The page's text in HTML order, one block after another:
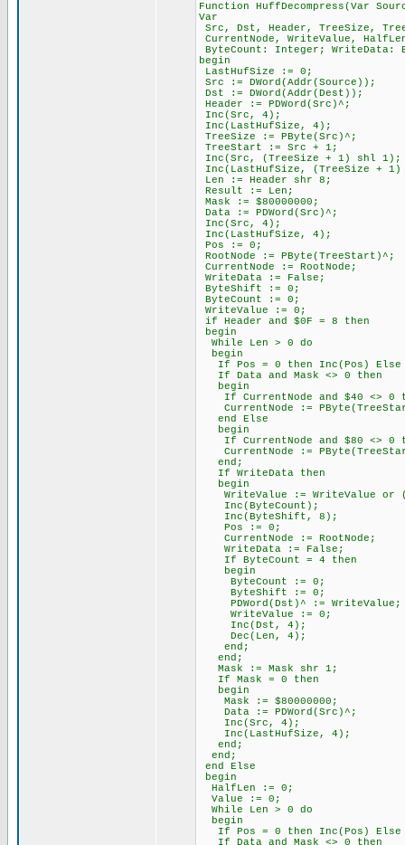
Function HuffDecompress(Var
Var
Src, Dst, Header, TreeSize,
CurrentNode, WriteValue,
ByteCount: Integer; WriteData:
begin
LastHufSize := 0;
Src := DWord(Addr(Source));
Dst := DWord(Addr(Dest));
Header := PDWord(Src)^;
Inc(Src, 4);
Inc(LastHufSize, 4);
TreeSize := PByte(Src)^;
TreeStart := Src + 1;
Inc(Src, (TreeSize + 1) shl 1);
Inc(LastHufSize, (TreeSize +
Len := Header shr 8;
Result := Len;
Mask := $80000000;
Data := PDWord(Src)^;
Inc(Src, 4);
Inc(LastHufSize, 4);
Pos := 0;
RootNode := PByte(TreeStart)^;
CurrentNode := RootNode;
WriteData := False;
ByteShift := 0;
ByteCount := 0;
WriteValue := 0;
if Header and $0F = 8 then
begin
While Len > 0 do
begin
If Pos = 0 then Inc(Pos) Else
If Data and Mask <> 0 then
begin
If CurrentNode and $40 <> 0
CurrentNode :=
end Else
begin
If CurrentNode and $80 <> 0
CurrentNode :=
end;
If WriteData then
begin
WriteValue := WriteValue or
Inc(ByteCount);
Inc(ByteShift, 8);
Pos := 0;
CurrentNode := RootNode;
WriteData := False;
If ByteCount = 4 then
begin
ByteCount := 0;
ByteShift := 0;
PDWord(Dst)^ := WriteValue;
WriteValue := 0;
Inc(Dst, 4);
Dec(Len, 4);
end;
end;
Mask := Mask shr 1;
If Mask = 0 then
begin
Mask := $80000000;
Data := PDWord(Src)^;
Inc(Src, 4);
Inc(LastHufSize, 4);
end;
end;
end Else
begin
HalfLen := 0;
Value := 0;
While Len > 0 do
begin
If Pos = 0 then Inc(Pos) Else
If Data and Mask <> 0 then